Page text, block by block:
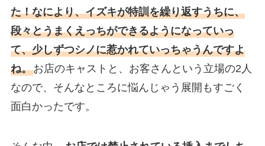
た！なにより、イズキが特訓を繰り返すうちに、
段々とうまくえっちができるようになっていっ
て、少しずつシノに惹かれていっちゃうんですよ
ね。お店のキャストと、お客さんという立場の2人
なので、そんなところに悩んじゃう展開もすごく
面白かったです。